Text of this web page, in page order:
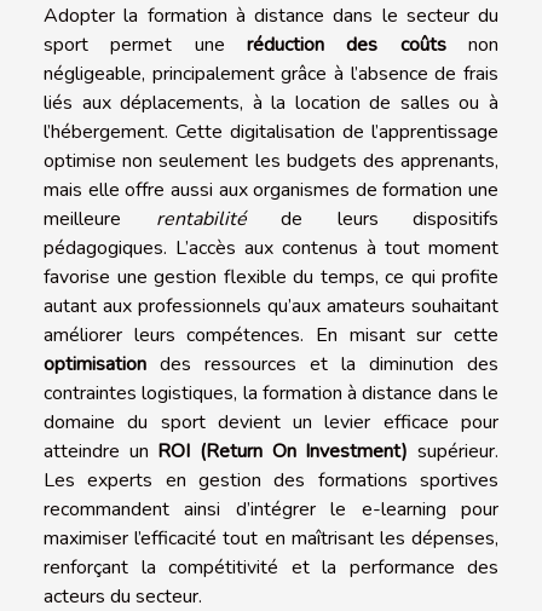
Adopter la formation à distance dans le secteur du
sport permet une réduction des coûtsnon
négligeable, principalement grâce à l’absence de frais
liés aux déplacements, à la location de salles ou à
l’hébergement. Cette digitalisation de l’apprentissage
optimise non seulement les budgets des apprenants,
mais elle offre aussi aux organismes de formation une
meilleure rentabilitéde leurs dispositifs
pédagogiques. L’accès aux contenus à tout moment
favorise une gestion flexible du temps, ce qui profite
autant aux professionnels qu’aux amateurs souhaitant
améliorer leurs compétences. En misant sur cette
optimisation des ressources et la diminution des
contraintes logistiques, la formation à distance dans le
domaine du sport devient un levier efficace pour
atteindre un ROI (Return On Investment) supérieur.
Les experts en gestion des formations sportives
recommandent ainsi d’intégrer le e-learning pour
maximiser l’efficacité tout en maîtrisant les dépenses,
renforçant la compétitivité et la performance des
acteurs du secteur.